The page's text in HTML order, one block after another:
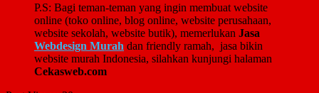
P.S: Bagi teman-teman yang ingin membuat website
online (toko online, blog online, website perusahaan,
website sekolah, website butik), memerlukan Jasa
Webdesign Murah dan friendly ramah, jasa bikin
website murah Indonesia, silahkan kunjungi halaman
Cekasweb.com